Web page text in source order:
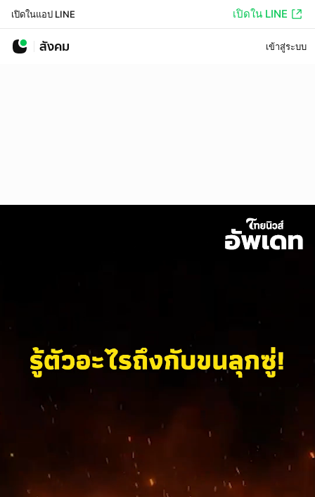
เปิดในแอป LINE เปิดใน LINE
สังคม เข้าสู่ระบบ